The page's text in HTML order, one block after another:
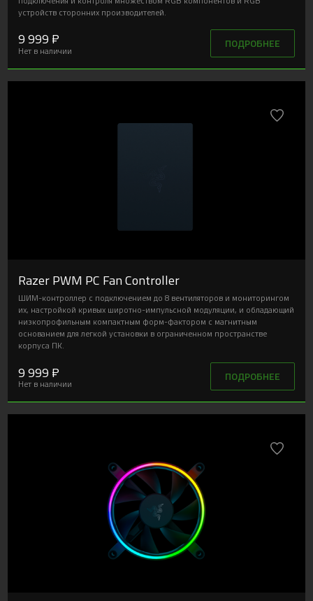
устройств сторонних производителей.
9 999 ₽
Нет в наличии
ПОДРОБНЕЕ
Razer PWM PC Fan Controller
ШИМ-контроллер с подключением до 8 вентиляторов и мониторингом
их, настройкой кривых широтно-импульсной модуляции, и обладающий
низкопрофильным компактным форм-фактором с магнитным
основанием для легкой установки в ограниченном пространстве
корпуса ПК.
9 999 ₽
Нет в наличии
ПОДРОБНЕЕ